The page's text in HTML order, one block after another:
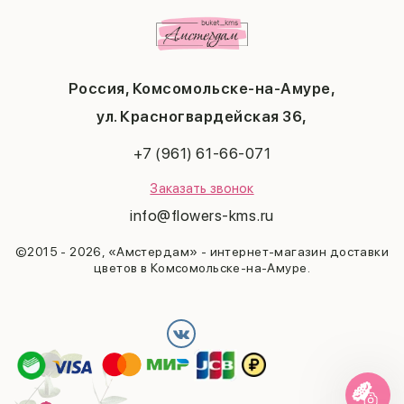
Россия, Комсомольске-на-Амуре,
ул. Красногвардейская 36,
+7 (961) 61-66-071
Заказать звонок
info@flowers-kms.ru
©2015 - 2026, «Амстердам» - интернет-магазин доставки
цветов в Комсомольске-на-Амуре.
Соглашение на получение рекламы
23 февраля
Последний звонок